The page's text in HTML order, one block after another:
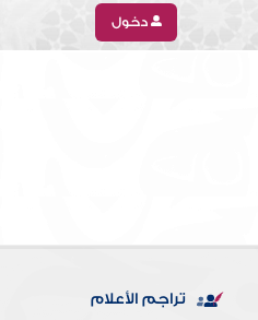
دخول
تراجم الأعلام